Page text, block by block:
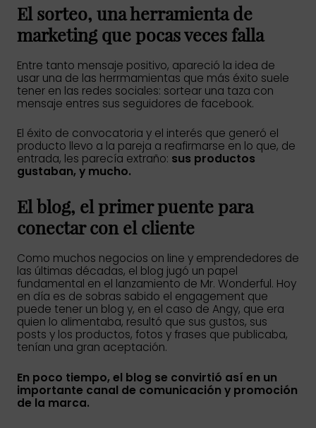
El sorteo, una herramienta de
marketing que pocas veces falla
Entre tanto mensaje positivo, apareció la idea de
usar una de las herrmamientas que más éxito suele
tener en las redes sociales: sortear una taza con
mensaje entres sus seguidores de facebook.
El éxito de convocatoria y el interés que generó el
producto llevo a la pareja a reafirmarse en lo que, de
entrada, les parecía extraño: sus productos
gustaban, y mucho.
El blog, el primer puente para
conectar con el cliente
Como muchos negocios on line y emprendedores de
las últimas décadas, el blog jugó un papel
fundamental en el lanzamiento de Mr. Wonderful. Hoy
en día es de sobras sabido el engagement que
puede tener un blog y, en el caso de Angy, que era
quien lo alimentaba, resultó que sus gustos, sus
posts y los productos, fotos y frases que publicaba,
tenían una gran aceptación.
En poco tiempo, el blog se convirtió así en un
importante canal de comunicación y promoción
de la marca.